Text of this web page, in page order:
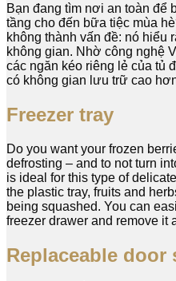
Bạn đang tìm nơi an toàn để
tầng cho đến bữa tiệc mùa
không thành vấn đề: nó hiểu
không gian. Nhờ công nghệ
các ngăn kéo riêng lẻ của tủ
có không gian lưu trữ cao
Freezer tray
Do you want your frozen
defrosting – and to not turn
is ideal for this type of
the plastic tray, fruits and
being squashed. You can
freezer drawer and remove it
Replaceable door